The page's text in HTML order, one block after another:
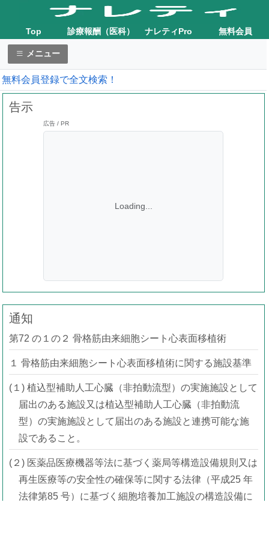
Top 診療報酬（医科） ナレティPro 無料会員
メニュー
無料会員登録で全文検索！
告示
広告 / PR
Loading...
通知
第72 の１の２ 骨格筋由来細胞シート心表面移植術
１ 骨格筋由来細胞シート心表面移植術に関する施設基準
(１) 植込型補助人工心臓（非拍動流型）の実施施設として
届出のある施設又は植込型補助人工心臓（非拍動流
型）の実施施設として届出のある施設と連携可能な施
設であること。
(２) 医薬品医療機器等法に基づく薬局等構造設備規則又は
再生医療等の安全性の確保等に関する法律（平成25 年
法律第85 号）に基づく細胞培養加工施設の構造設備に